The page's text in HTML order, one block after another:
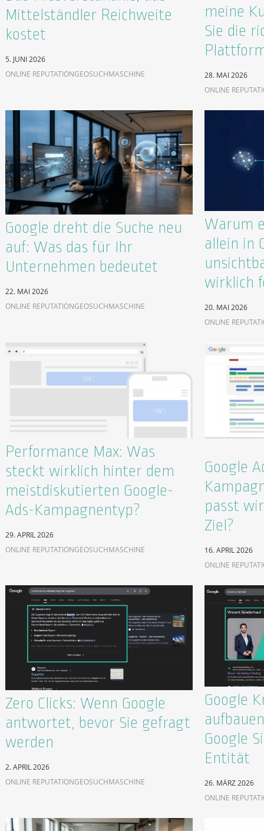
Mittelständler Reichweite
kostet
5. JUNI 2026
ONLINE REPUTATIONGEOSUCHMASCHINE
meine
Sie die
28. MAI 2026
ONLINE
Google dreht die Suche neu
auf: Was das für Ihr
Unternehmen bedeutet
22. MAI 2026
ONLINE REPUTATIONGEOSUCHMASCHINE
Warum
allein in
wirklich
20. MAI 2026
ONLINE
Performance Max: Was
steckt wirklich hinter dem
meistdiskutierten Google-
Ads-Kampagnentyp?
29. APRIL 2026
ONLINE REPUTATIONGEOSUCHMASCHINE
Google
passt
Ziel?
16. APRIL 2026
ONLINE
Zero Clicks: Wenn Google
antwortet, bevor Sie gefragt
werden
2. APRIL 2026
ONLINE REPUTATIONGEOSUCHMASCHINE
Google
Google
Entität
26. MÄRZ 2026
ONLINE